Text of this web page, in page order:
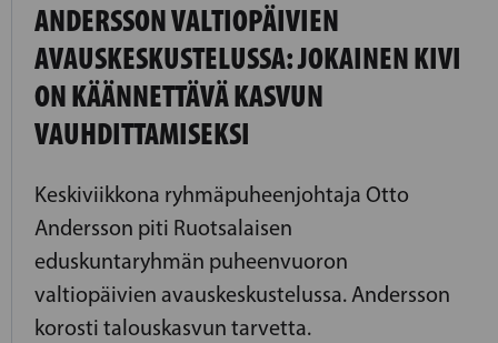
ANDERSSON VALTIOPÄIVIEN
AVAUSKESKUSTELUSSA: JOKAINEN KIVI
ON KÄÄNNETTÄVÄ KASVUN
VAUHDITTAMISEKSI
Keskiviikkona ryhmäpuheenjohtaja Otto
Andersson piti Ruotsalaisen
eduskuntaryhmän puheenvuoron
valtiopäivien avauskeskustelussa. Andersson
korosti talouskasvun tarvetta.